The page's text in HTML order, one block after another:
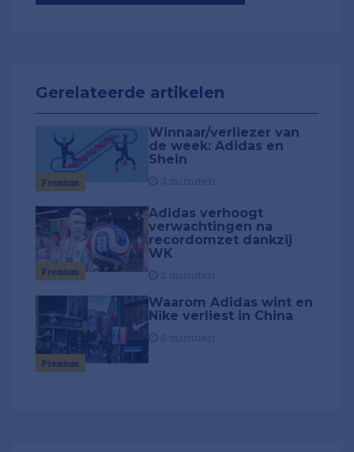
Gerelateerde artikelen
Premium
Winnaar/verliezer van
de week: Adidas en
Shein
Premium
Adidas verhoogt
verwachtingen na
recordomzet dankzij
WK
Premium
Waarom Adidas wint en
Nike verliest in China